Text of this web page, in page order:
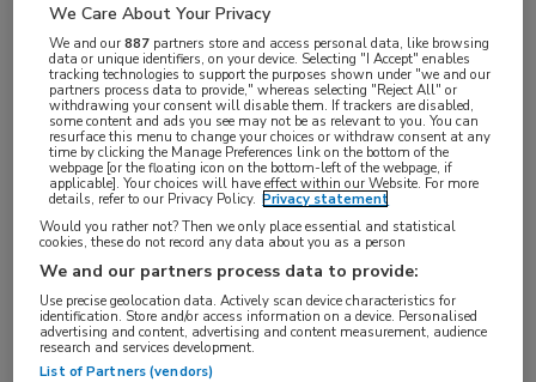
Gisteren
ANIOS - HIC-Jeugd - Herlaarhof
Kinder & Jeugdpsychiatrie - Vught
Reinier van Arkel, Vught
FUNCTIE
ANIOS
Instelling/tehuis
OPLEIDINGSNIVEAU
WO
We Care About Your Privacy
We and our887 partners store and access personal data, like browsing
data or unique identifiers, on your device. Selecting "I Accept" enables
tracking technologies to support the purposes shown under "we and our
partners process data to provide," whereas selecting "Reject All" or
withdrawing your consent will disable them. If trackers are disabled,
some content and ads you see may not be as relevant to you. You can
resurface this menu to change your choices or withdraw consent at any
time by clicking the Manage Preferences link on the bottom of the
webpage [or the floating icon on the bottom-left of the webpage, if
applicable]. Your choices will have effect within our Website. For more
details, refer to our Privacy Policy. Privacy statement
Would you rather not? Then we only place essential and statistical
cookies, these do not record any data about you as a person
We and our partners process data to provide:
Use precise geolocation data. Actively scan device characteristics for
identification. Store and/or access information on a device. Personalised
advertising and content, advertising and content measurement, audience
research and services development.
List of Partners (vendors)